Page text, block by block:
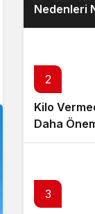
Nedenleri
2
Kilo
Daha
3